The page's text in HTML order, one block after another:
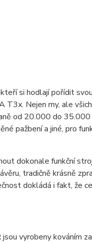
si hodlají pořídit
T3x. Nejen my, ale
od 20.000 do 35.000
pažbení a jiné, pro
dokonale funkční
tradičně krásně
dokládá i fakt, že
jsou vyrobeny kováním